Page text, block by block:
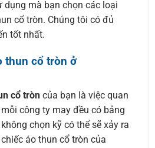
dụng mà bạn chọn các loại
cổ tròn. Chúng tôi có đủ
tốt nhất.
thun cổ tròn ở
cổ tròn của bạn là việc quan
công ty may đều có bảng
chọn kỹ có thể sẽ xảy ra
áo thun cổ tròn của